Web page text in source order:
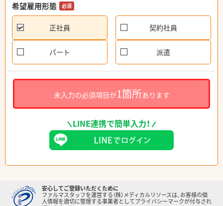
希望雇用形態 必須
正社員 契約社員
パート 派遣
未入力の必須項目が1箇所あります
LINE連携で簡単入力！
安心してご登録いただくために
ファルマスタッフを運営する（株）メディカルリソースは、お客様の個
人情報を適切に管理する事業者としてプライバシーマークが付与され